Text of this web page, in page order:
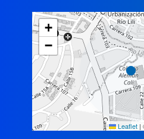
+
−
Leaflet |